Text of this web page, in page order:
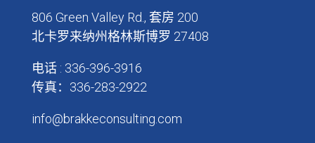
806 Green Valley Rd., 套房 200
北卡罗来纳州格林斯博罗 27408
电话 : 336-396-3916
传真：336-283-2922
info@brakkeconsulting.com